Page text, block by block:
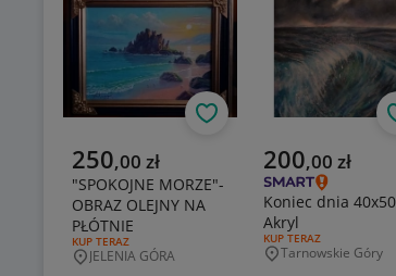
Aktualna cena
250,00 zł
"SPOKOJNE MORZE"-
OBRAZ OLEJNY NA
PŁÓTNIE
RODZAJ OFERTY:
KUP TERAZ
Miejscowość
JELENIA GÓRA
Obserwuj
Aktualna cena
200,00 zł
Koniec dnia 40x50
Akryl
RODZAJ OFERTY:
KUP TERAZ
Miejscowość
Tarnowskie Góry